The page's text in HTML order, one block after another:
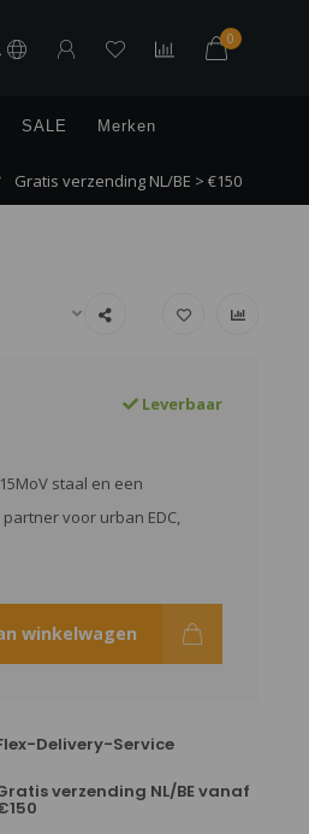
0
SALE Merken
Gratis verzending NL/BE > €150
Leverbaar
staal en een
voor urban EDC,
winkelwagen
Delivery-Service
verzending NL/BE vanaf